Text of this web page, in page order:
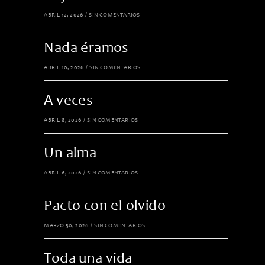
ABRIL 12, 2026 / SIN COMENTARIOS
Nada éramos
ABRIL 10, 2026 / SIN COMENTARIOS
A veces
ABRIL 8, 2026 / SIN COMENTARIOS
Un alma
ABRIL 6, 2026 / SIN COMENTARIOS
Pacto con el olvido
MARZO 30, 2026 / SIN COMENTARIOS
Toda una vida